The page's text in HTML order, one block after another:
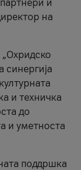
и
на
синергија
и техничка
до
и уметноста
поддршка